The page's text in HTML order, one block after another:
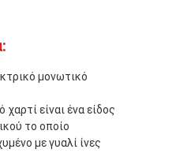
μονωτικό
είναι ένα είδος
το οποίο
με γυαλί ίνες